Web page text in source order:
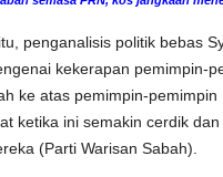
penganalisis politik bebas
kekerapan pemimpin-
ke atas pemimpin-pemimpin
ketika ini semakin cerdik
(Parti Warisan Sabah).